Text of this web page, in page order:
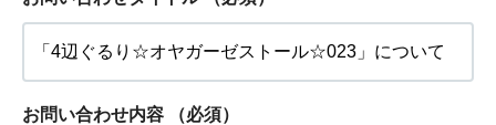
お問い合わせ内容 （必須）